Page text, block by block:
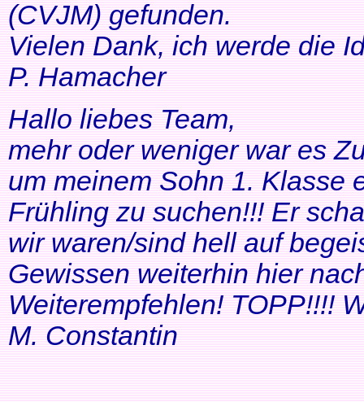
(CVJM) gefunden.
Vielen Dank, ich werde die
P. Hamacher
Hallo liebes Team,
mehr oder weniger war es
um meinem Sohn 1. Klasse
Frühling zu suchen!!! Er
wir waren/sind hell auf
Gewissen weiterhin hier
Weiterempfehlen! TOPP!!!!
M. Constantin